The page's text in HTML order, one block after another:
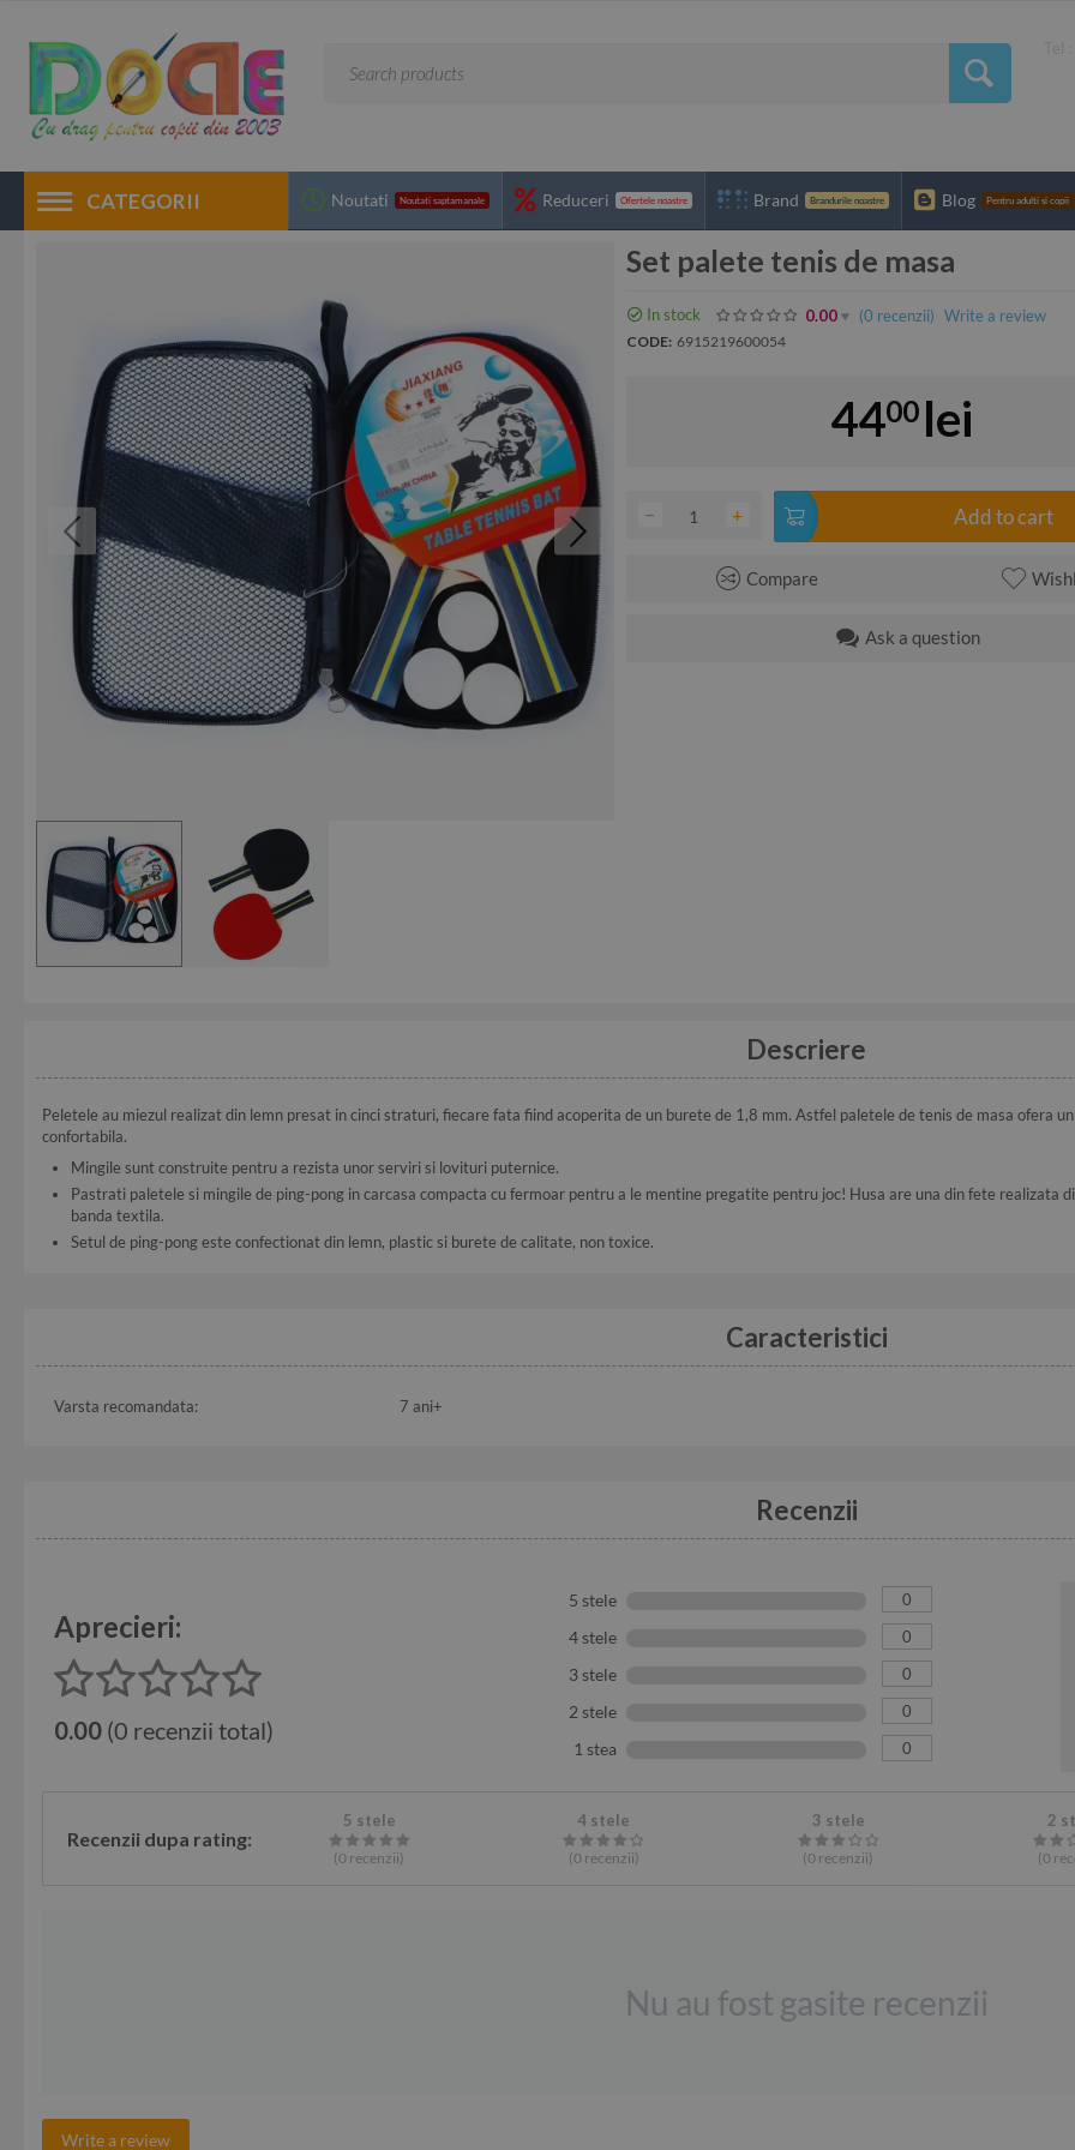
CATEGORII Noutati Noutati saptamanale Reduceri Ofertele noastre Brand Brandurile noastre Blog Pentru adulti si copii
Set palete tenis de masa
In stock 0.00 (0 recenzii) Write a review
CODE: 6915219600054
4400 lei
+
− Add to cart
Compare
Ask a question
Descriere
Peletele au miezul realizat din lemn presat in cinci straturi, fiecare fata fiind acoperita de un burete de 1,8 mm. Astfel paletele de tenis de masa ofera
confortabila.
Mingile sunt construite pentru a rezista unor serviri si lovituri puternice.
Pastrati paletele si mingile de ping-pong in carcasa compacta cu fermoar pentru a le mentine pregatite pentru joc! Husa are una din fete realizata
banda textila.
Setul de ping-pong este confectionat din lemn, plastic si burete de calitate, non toxice.
Caracteristici
Varsta recomandata: 7 ani+
Recenzii
Aprecieri:
0.00 (0 recenzii total)
5 stele 0
4 stele 0
3 stele 0
2 stele 0
1 stea 0
Recenzii dupa rating:
5 stele
(0 recenzii)
4 stele
(0recenzii)
3 stele
(0 recenzii)
2
(0
Nu au fost gasite recenzii
Write a review